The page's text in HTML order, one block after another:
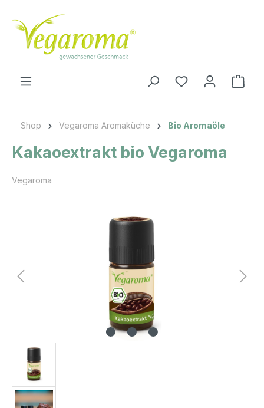
Zum Hauptinhalt springen
Shop Vegaroma Aromaküche Bio Aromaöle
Kakaoextrakt bio Vegaroma
Vegaroma
Bildergalerie überspringen